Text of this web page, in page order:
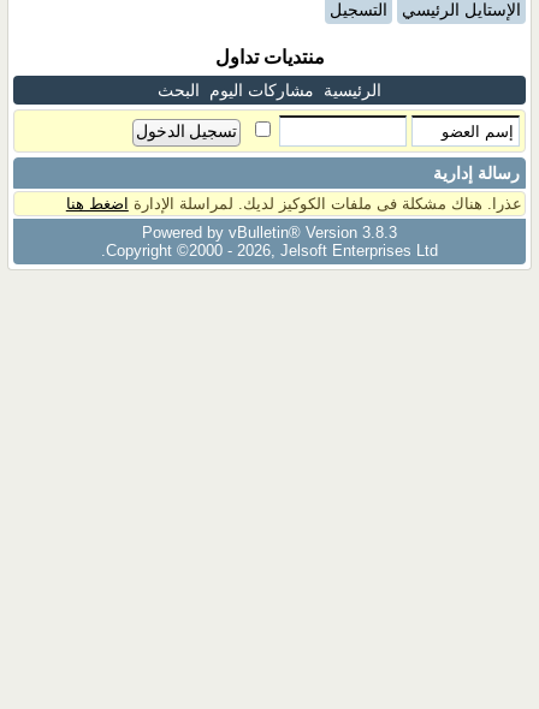
الإستايل الرئيسي التسجيل
منتديات تداول
الرئيسية مشاركات اليوم البحث
رسالة إدارية
عذرا. هناك مشكلة فى ملفات الكوكيز لديك. لمراسلة الإدارة اضغط هنا
Powered by vBulletin® Version 3.8.3
Copyright ©2000 - 2026, Jelsoft Enterprises Ltd.